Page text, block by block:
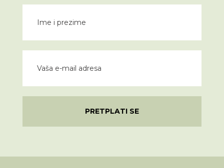
PRETPLATI SE